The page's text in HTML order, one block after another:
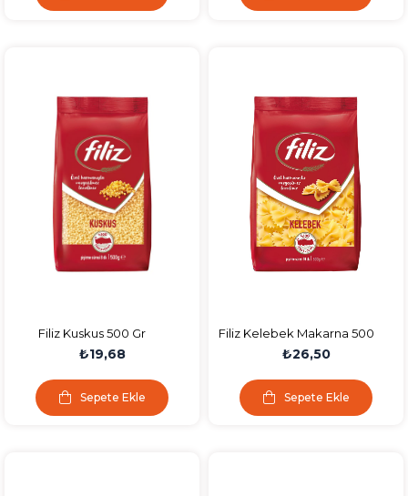
Filiz Kuskus 500 Gr
₺19,68
Sepete Ekle
Filiz Kelebek Makarna 500
G
₺26,50
Sepete Ekle